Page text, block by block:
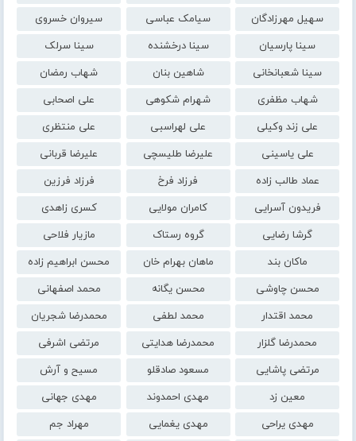
سهیل مهرزادگان
سیامک عباسی
سیروان خسروی
سینا پارسیان
سینا درخشنده
سینا سرلک
سینا شعبانخانی
شاهین بنان
شهاب رمضان
شهاب مظفری
شهرام شکوهی
علی اصحابی
علی زند وکیلی
علی لهراسبی
علی منتظری
علی یاسینی
علیرضا طلیسچی
علیرضا قربانی
عماد طالب زاده
فرزاد فرخ
فرزاد فرزین
فریدون آسرایی
کامران مولایی
کسری زاهدی
گرشا رضایی
گروه رستاک
مازیار فلاحی
ماکان بند
ماهان بهرام خان
محسن ابراهیم زاده
محسن چاوشی
محسن یگانه
محمد اصفهانی
محمد اقتدار
محمد لطفی
محمدرضا شجریان
محمدرضا گلزار
محمدرضا هدایتی
مرتضی اشرفی
مرتضی پاشایی
مسعود صادقلو
مسیح و آرش
معین زد
مهدی احمدوند
مهدی جهانی
مهدی یراحی
مهدی یغمایی
مهراد جم